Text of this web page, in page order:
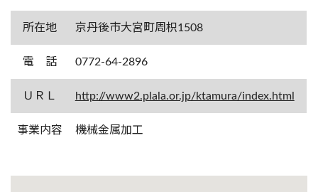
所在地 京丹後市大宮町周枳1508
電 話 0772-64-2896
ＵＲＬ http://www2.plala.or.jp/ktamura/index.html
事業内容 機械金属加工